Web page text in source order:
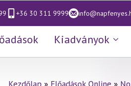
+36 30 311 9999
Kiadványok
Kezdőlap » Előadások Online »